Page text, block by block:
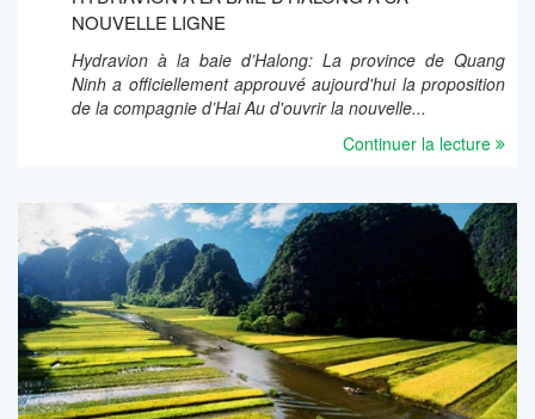
NOUVELLE LIGNE
Hydravion à la baie d’Halong: La province de Quang
Ninh a officiellement approuvé aujourd'hui la proposition
de la compagnie d’Hai Au d'ouvrir la nouvelle...
Continuer la lecture